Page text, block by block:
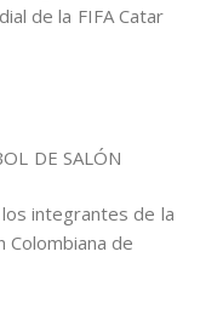
de la FIFA Catar
DE SALÓN
integrantes de la
Colombiana de